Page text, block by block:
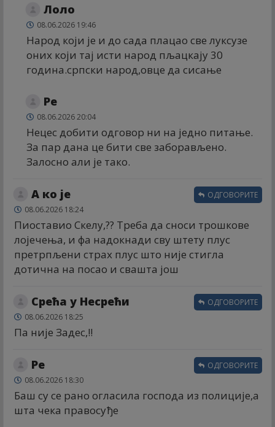
Лоло
08.06.2026 19:46
Народ који је и до сада плацао све луксузе
оних који тај исти народ пљацкају 30
година.српски народ,овце да сисање
Ре
08.06.2026 20:04
Нецес добити одговор ни на једно питање.
За пар дана це бити све заборављено.
Залосно али је тако.
А ко је
08.06.2026 18:24
Пиоставио Скелу,?? Треба да сноси трошкове
лојечења, и фа надокнади сву штету плус
претрпљени страх плус што није стигла
дотична на посао и свашта још
ОДГОВОРИТЕ
Срећа у Несрећи
08.06.2026 18:25
Па није Задес,!!
ОДГОВОРИТЕ
Ре
08.06.2026 18:30
Баш су се рано огласила господа из полиције,а
шта чека правосуђе
ОДГОВОРИТЕ